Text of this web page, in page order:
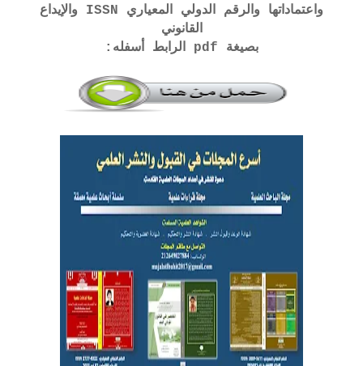
واعتماداتها والرقم الدولي المعياري ISSN والإيداع
القانوني
بصيغة pdf الرابط أسفله: